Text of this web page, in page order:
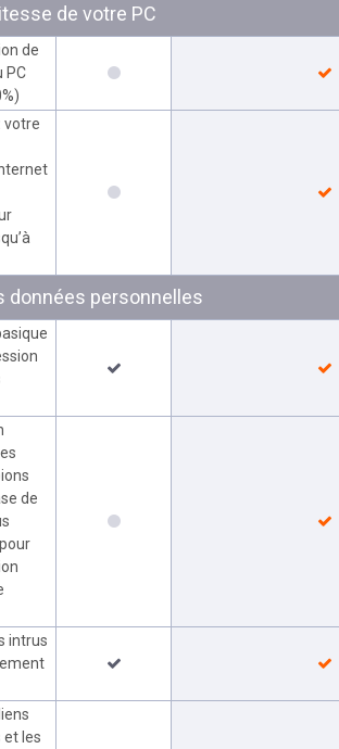
de votre PC
de
PC
votre
données personnelles
de
intrus
et les